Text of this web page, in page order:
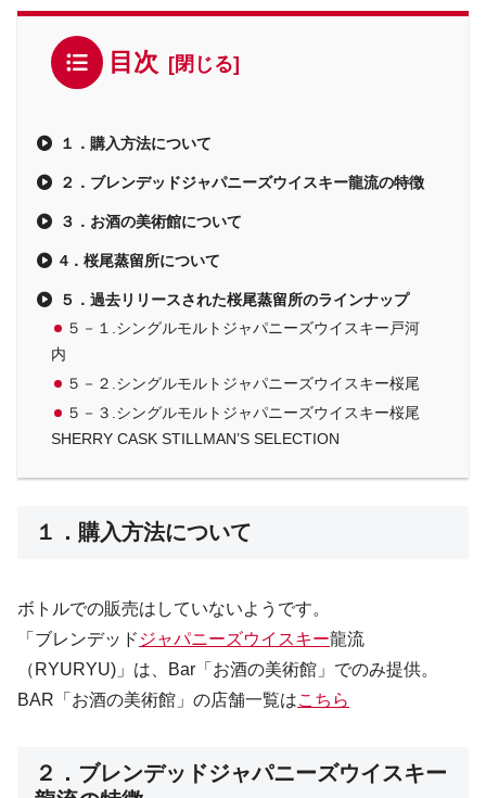
目次
１．購入方法について
２．ブレンデッドジャパニーズウイスキー龍流の特徴
３．お酒の美術館について
4．桜尾蒸留所について
５．過去リリースされた桜尾蒸留所のラインナップ
５－１.シングルモルトジャパニーズウイスキー戸河
内
５－２.シングルモルトジャパニーズウイスキー桜尾
５－３.シングルモルトジャパニーズウイスキー桜尾
SHERRY CASK STILLMAN’S SELECTION
１．購入方法について
ボトルでの販売はしていないようです。
「ブレンデッド ジャパニーズウイスキー龍流
（RYURYU)」は、Bar「お酒の美術館」でのみ提供。
BAR「お酒の美術館」の店舗一覧はこちら
２．ブレンデッドジャパニーズウイスキー